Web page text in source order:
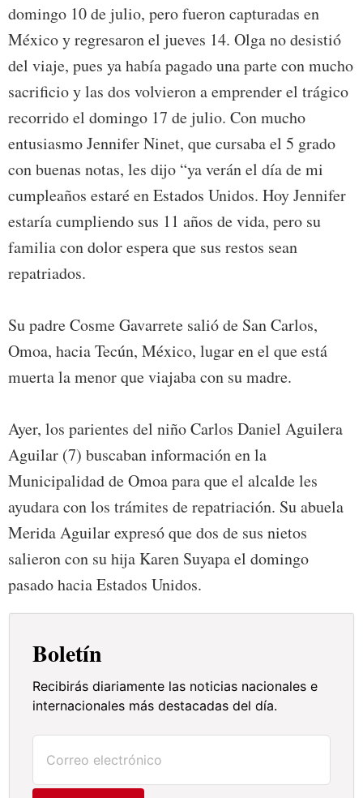
domingo 10 de julio, pero fueron capturadas en
México y regresaron el jueves 14. Olga no desistió
del viaje, pues ya había pagado una parte con mucho
sacrificio y las dos volvieron a emprender el trágico
recorrido el domingo 17 de julio. Con mucho
entusiasmo Jennifer Ninet, que cursaba el 5 grado
con buenas notas, les dijo “ya verán el día de mi
cumpleaños estaré en Estados Unidos. Hoy Jennifer
estaría cumpliendo sus 11 años de vida, pero su
familia con dolor espera que sus restos sean
repatriados.
Su padre Cosme Gavarrete salió de San Carlos,
Omoa, hacia Tecún, México, lugar en el que está
muerta la menor que viajaba con su madre.
Ayer, los parientes del niño Carlos Daniel Aguilera
Aguilar (7) buscaban información en la
Municipalidad de Omoa para que el alcalde les
ayudara con los trámites de repatriación. Su abuela
Merida Aguilar expresó que dos de sus nietos
salieron con su hija Karen Suyapa el domingo
pasado hacia Estados Unidos.
Boletín
Recibirás diariamente las noticias nacionales e
internacionales más destacadas del día.